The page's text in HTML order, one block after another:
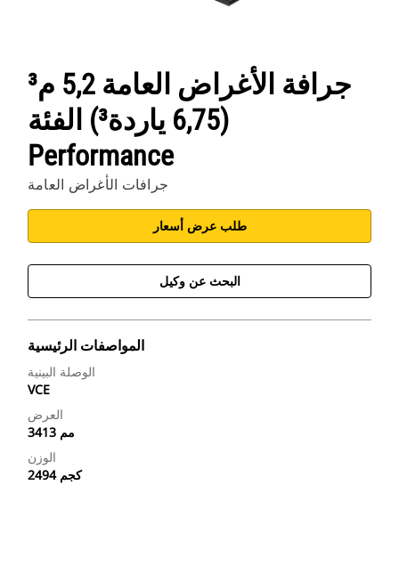
جرافة الأغراض العامة 5,2 م³
(6,75 ياردة³) الفئة
Performance
جرافات الأغراض العامة
طلب عرض أسعار
البحث عن وكيل
المواصفات الرئيسية
الوصلة البينية
VCE
العرض
3413 مم
الوزن
2494 كجم